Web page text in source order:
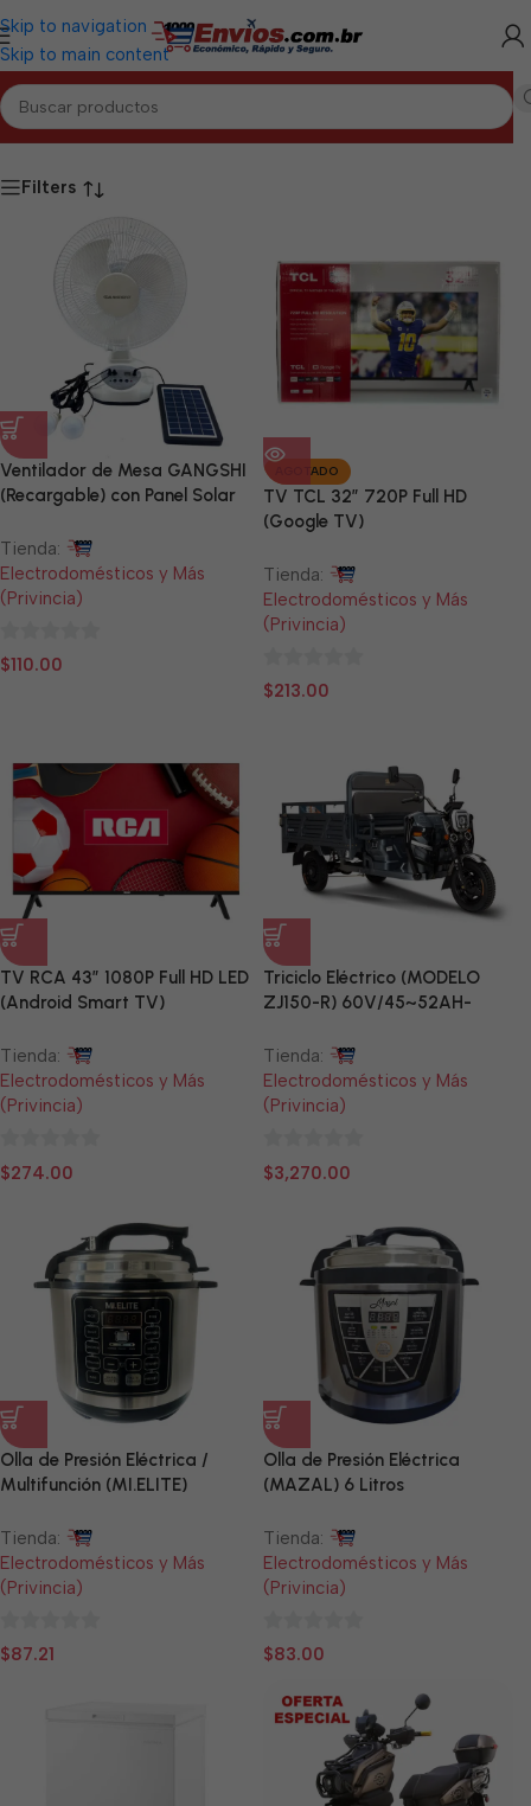
Skip to navigation
Skip to main content
Inicio/GRANMA
Filters
Ventilador de Mesa GANGSHI
(Recargable) con Panel Solar
Tienda:
Electrodomésticos y Más
(Privincia)
0
$110.00
AGOTADO
TV TCL 32” 720P Full HD
(Google TV)
Tienda:
Electrodomésticos y Más
(Privincia)
0
$213.00
TV RCA 43” 1080P Full HD LED
(Android Smart TV)
Tienda:
Electrodomésticos y Más
(Privincia)
0
$274.00
Triciclo Eléctrico (MODELO
ZJ150-R) 60V/45~52AH-
Tienda:
Electrodomésticos y Más
(Privincia)
0
$3,270.00
Olla de Presión Eléctrica /
Multifunción (MI.ELITE)
Tienda:
Electrodomésticos y Más
(Privincia)
0
$87.21
Olla de Presión Eléctrica
(MAZAL) 6 Litros
Tienda:
Electrodomésticos y Más
(Privincia)
0
$83.00